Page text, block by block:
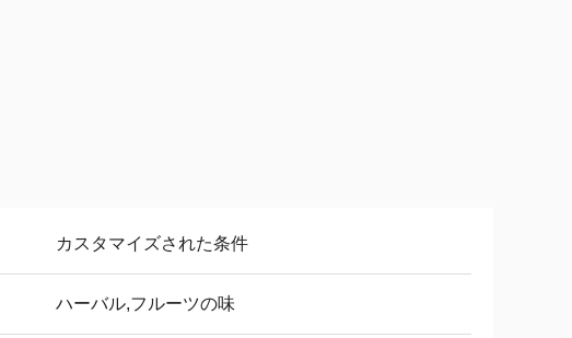
カスタマイズされた条件
ハーバル,フルーツの味